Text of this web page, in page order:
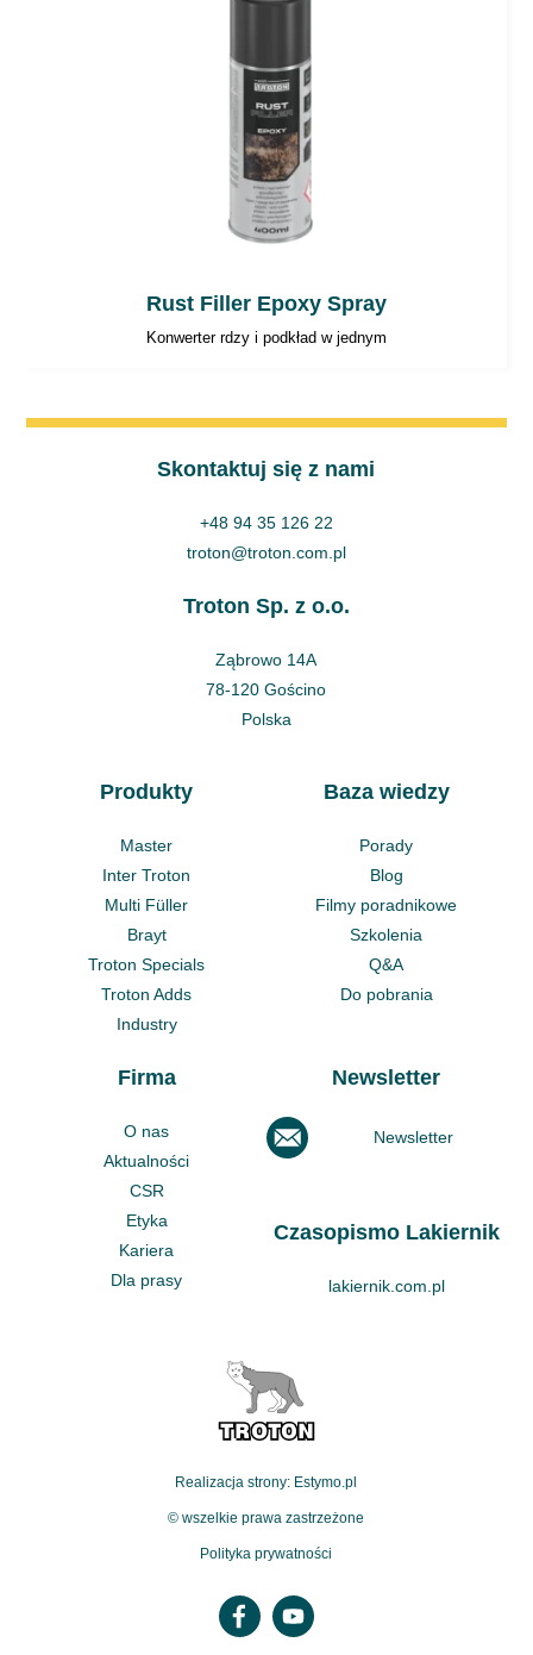
Rust Filler Epoxy Spray
Konwerter rdzy i podkład w jednym
Skontaktuj się z nami
+48 94 35 126 22
troton@troton.com.pl
Troton Sp. z o.o.
Ząbrowo 14A
78-120 Gościno
Polska
Produkty
Master
Inter Troton
Multi Füller
Brayt
Troton Specials
Troton Adds
Industry
Baza wiedzy
Porady
Blog
Filmy poradnikowe
Szkolenia
Q&A
Do pobrania
Firma
O nas
Aktualności
CSR
Etyka
Kariera
Dla prasy
Newsletter
Newsletter
Czasopismo Lakiernik
lakiernik.com.pl
Realizacja strony: Estymo.pl
© wszelkie prawa zastrzeżone
Polityka prywatności